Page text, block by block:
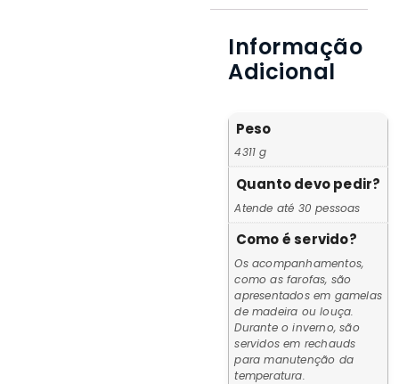
Informação
Adicional
Peso
4311 g
Quanto devo pedir?
Atende até 30 pessoas
Como é servido?
Os acompanhamentos,
como as farofas, são
apresentados em gamelas
de madeira ou louça.
Durante o inverno, são
servidos em rechauds
para manutenção da
temperatura.